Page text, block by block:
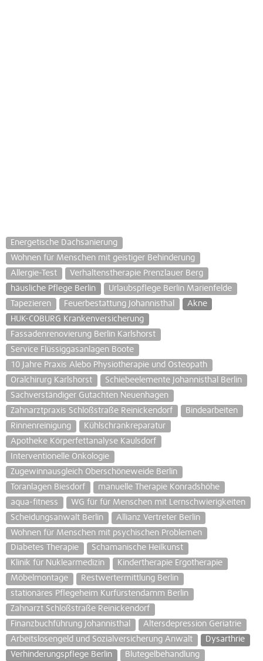
Energetische Dachsanierung
Wohnen für Menschen mit geistiger Behinderung
Allergie-Test
Verhaltenstherapie Prenzlauer Berg
häusliche Pflege Berlin
Urlaubspflege Berlin Marienfelde
Tapezieren
Feuerbestattung Johannisthal
Akne
HUK-COBURG Krankenversicherung
Fassadenrenovierung Berlin Karlshorst
Service Flüssiggasanlagen Boote
10 Jahre Praxis Alebo Physiotherapie und Osteopath
Oralchirurg Karlshorst
Schiebeelemente Johannisthal Berlin
Sachverständiger Gutachten Neuenhagen
Zahnarztpraxis Schloßstraße Reinickendorf
Bindearbeiten
Rinnenreinigung
Kühlschrankreparatur
Apotheke Körperfettanalyse Kaulsdorf
Interventionelle Onkologie
Zugewinnausgleich Oberschöneweide Berlin
Toranlagen Biesdorf
manuelle Therapie Konradshöhe
aqua-fitness
WG für für Menschen mit Lernschwierigkeiten
Scheidungsanwalt Berlin
Allianz Vertreter Berlin
Wohnen für Menschen mit psychischen Problemen
Diabetes Therapie
Schamanische Heilkunst
Klinik für Nuklearmedizin
Kindertherapie Ergotherapie
Möbelmontage
Restwertermittlung Berlin
stationäres Pflegeheim Kurfürstendamm Berlin
Zahnarzt Schloßstraße Reinickendorf
Finanzbuchführung Johannisthal
Altersdepression Geriatrie
Arbeitslosengeld und Sozialversicherung Anwalt
Dysarthrie
Verhinderungspflege Berlin
Blutegelbehandlung